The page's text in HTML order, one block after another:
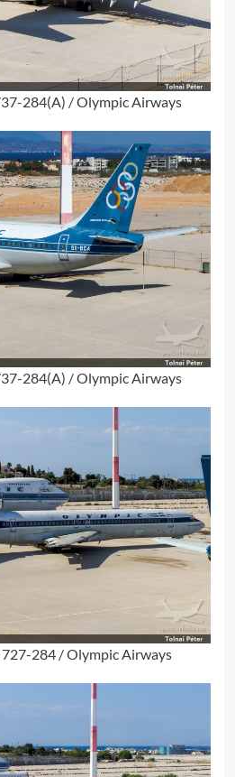
284(A) / Olympic Airways
284(A) / Olympic Airways
727-284 / Olympic Airways